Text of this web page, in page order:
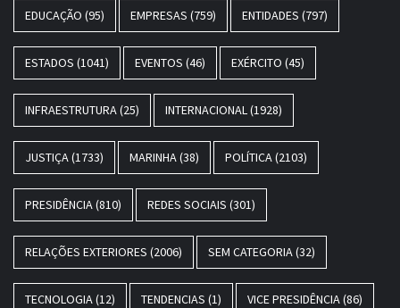
EDUCAÇÃO (95) EMPRESAS (759) ENTIDADES (797)
ESTADOS (1041) EVENTOS (46) EXÉRCITO (45)
INFRAESTRUTURA(25) INTERNACIONAL(1928)
JUSTIÇA(1733) MARINHA(38) POLÍTICA(2103)
PRESIDÊNCIA(810) REDES SOCIAIS (301)
RELAÇÕES EXTERIORES (2006) SEM CATEGORIA(32)
TECNOLOGIA(12) TENDENCIAS (1) VICE PRESIDÊNCIA(86)